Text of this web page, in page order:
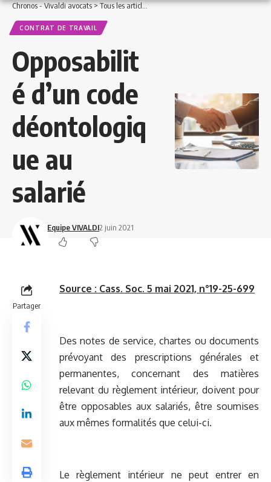
Chronos - Vivaldi avocats>Tous les articles >Ressources humaines>Contrat de
CONTRAT DE TRAVAIL
Opposabilit
é d’un code
déontologiq
ue au
salarié
Equipe VIVALDI2 juin 2021
Partager
Source : Cass. Soc. 5 mai 2021, n°19-25-699
Des notes de service, chartes ou documents
prévoyant des prescriptions générales et
permanentes, concernant des matières
relevant du règlement intérieur, doivent pour
être opposables aux salariés, être soumises
aux mêmes formalités que celui-ci.
Le règlement intérieur ne peut entrer en